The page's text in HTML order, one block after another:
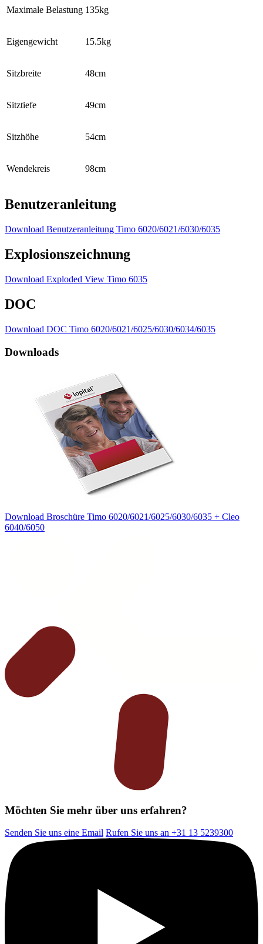
Maximale Belastung 135kg
Eigengewicht 15.5kg
Sitzbreite 48cm
Sitztiefe 49cm
Sitzhöhe 54cm
Wendekreis 98cm
Benutzeranleitung
Download Benutzeranleitung Timo 6020/6021/6030/6035
Explosionszeichnung
Download Exploded View Timo 6035
DOC
Download DOC Timo 6020/6021/6025/6030/6034/6035
Downloads
Download Broschüre Timo 6020/6021/6025/6030/6035 + Cleo
6040/6050
Möchten Sie mehr über uns erfahren?
Senden Sie uns eine Email Rufen Sie uns an +31 13 5239300